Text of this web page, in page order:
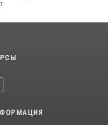
обсудили с
акция